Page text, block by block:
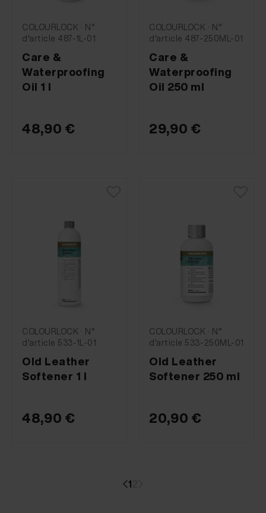
COLOURLOCK · N°
d'article 487-1L-01
Care &
Waterproofing
Oil 1 l
48,90 €
COLOURLOCK · N°
d'article 487-250ML-01
Care &
Waterproofing
Oil 250 ml
29,90 €
COLOURLOCK · N°
d'article 533-1L-01
Old Leather
Softener 1 l
48,90 €
COLOURLOCK · N°
d'article 533-250ML-01
Old Leather
Softener 250 ml
20,90 €
1